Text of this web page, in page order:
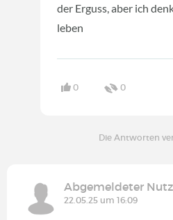
der Erguss, aber ich
leben
0 0
Die Antworten
Abgemeldeter
22.05.25 um 16:09